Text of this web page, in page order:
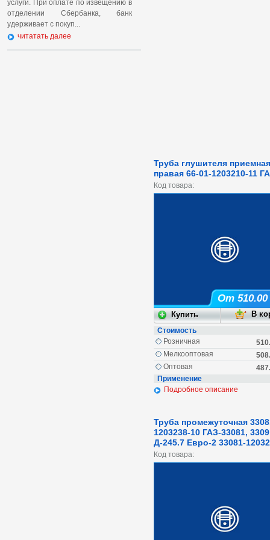
услуги. При оплате по извещению в
отделении Сбербанка, банк
удерживает с покуп...
читатать далее
Труба глушителя приемная
правая 66-01-1203210-11
Код товара:
От 510.00
Стоимость
Розничная
Мелкооптовая
Оптовая
Применение
Подробное описание
Труба промежуточная
1203238-10 ГАЗ-33081, 3309
Д-245.7 Евро-2 33081-
Код товара: